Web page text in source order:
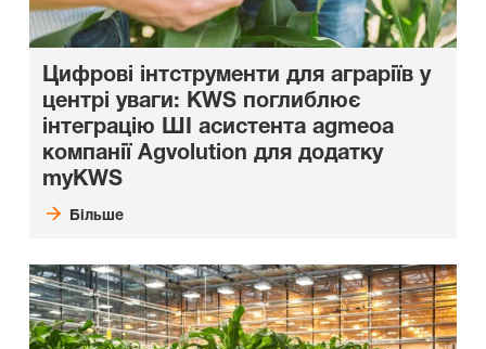
Цифрові інтструменти для аграріїв у
центрі уваги: KWS поглиблює
інтеграцію ШІ асистента agmeoa
компанії Agvolution для додатку
myKWS
Більше